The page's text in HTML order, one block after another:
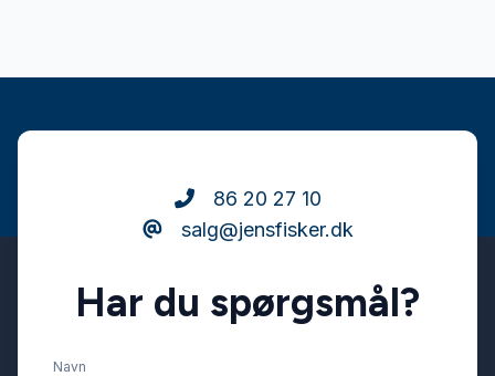
86 20 27 10
salg@jensfisker.dk
Har du spørgsmål?
Navn